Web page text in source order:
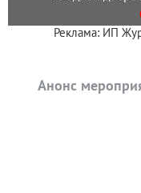
Реклама: ИП
Анонс